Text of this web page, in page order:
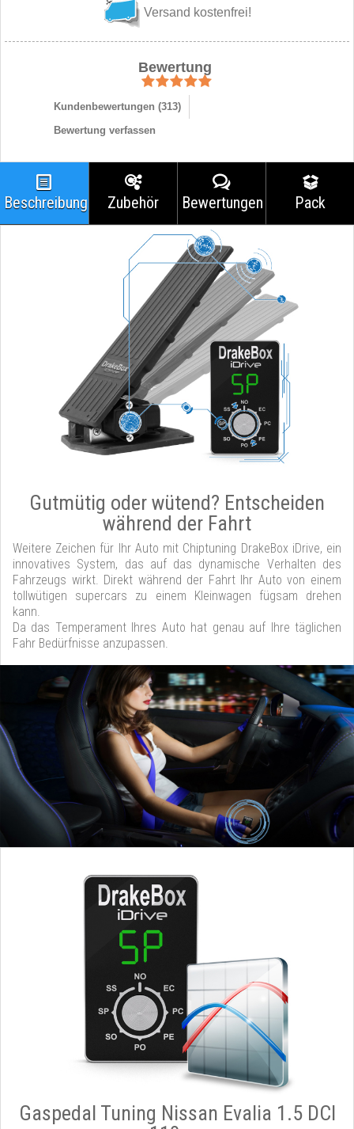
Versand kostenfrei!
Bewertung
Kundenbewertungen (313)
Bewertung verfassen
Beschreibung Zubehör Bewertungen Pack
Gutmütig oder wütend? Entscheiden
während der Fahrt
Weitere Zeichen für Ihr Auto mit Chiptuning DrakeBox iDrive, ein
innovatives System, das auf das dynamische Verhalten des
Fahrzeugs wirkt. Direkt während der Fahrt Ihr Auto von einem
tollwütigen supercars zu einem Kleinwagen fügsam drehen
kann.
Da das Temperament Ihres Auto hat genau auf Ihre täglichen
Fahr Bedürfnisse anzupassen.
Gaspedal Tuning Nissan Evalia 1.5 DCI